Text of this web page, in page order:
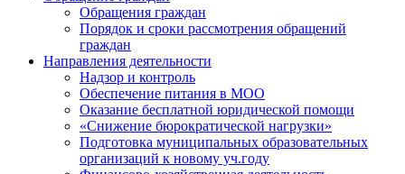
Обращения граждан
Порядок и сроки рассмотрения обращений
граждан
Направления деятельности
Надзор и контроль
Обеспечение питания в МОО
Оказание бесплатной юридической помощи
«Снижение бюрократической нагрузки»
Подготовка муниципальных образовательных
организаций к новому уч.году